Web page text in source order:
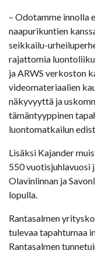
– Odotamme innolla
naapurikuntien
seikkailu-
rajattomia
ja ARWS verkoston
videomateriaalien
näkyvyyttä ja
tämäntyyppinen
luontomatkailun
Lisäksi Kajander
550 vuotisjuhlavuosi
Olavinlinnan ja
lopulla.
Rantasalmen
tulevaa tapahtumaa
Rantasalmen